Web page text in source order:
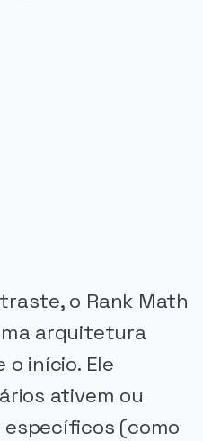
o Rank Math
arquitetura
o início. Ele
ativem ou
(como